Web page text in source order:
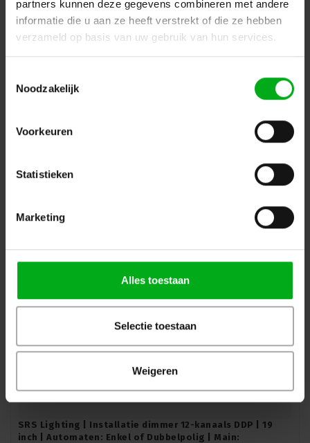
partners kunnen deze gegevens combineren met andere
informatie die u aan ze heeft verstrekt of die ze hebben
verzameld op basis van uw gebruik van hun services.
Noodzakelijk
Voorkeuren
Statistieken
Marketing
Alles toestaan
Selectie toestaan
Weigeren
SRS Lighting | Installatie dimmer 12-kanaals NDP | DMX
5pin | Exclusief backplate
Automaten: Enkelpolige, Vermogen: 10A, Main: Aardlekschakelaar
SRS Lighting | Installatie dimmer 12-kanaals DDP | 19
inch | Automaten: Enkel of Dubbelpolig | Main: